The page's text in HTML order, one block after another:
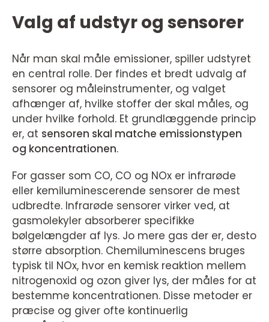
Valg af udstyr og sensorer
Når man skal måle emissioner, spiller udstyret
en central rolle. Der findes et bredt udvalg af
sensorer og måleinstrumenter, og valget
afhænger af, hvilke stoffer der skal måles, og
under hvilke forhold. Et grundlæggende princip
er, at sensoren skal matche emissionstypen
og koncentrationen.
For gasser som CO, CO og NOx er infrarøde
eller kemiluminescerende sensorer de mest
udbredte. Infrarøde sensorer virker ved, at
gasmolekyler absorberer specifikke
bølgelængder af lys. Jo mere gas der er, desto
større absorption. Chemiluminescens bruges
typisk til NOx, hvor en kemisk reaktion mellem
nitrogenoxid og ozon giver lys, der måles for at
bestemme koncentrationen. Disse metoder er
præcise og giver ofte kontinuerlig